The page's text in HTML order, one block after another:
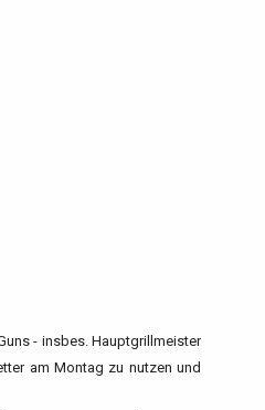
- insbes. Hauptgrillmeister
am Montag zu nutzen und